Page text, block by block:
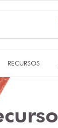
RECURSOS